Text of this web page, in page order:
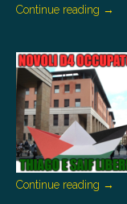
Continue reading →
Continue reading →